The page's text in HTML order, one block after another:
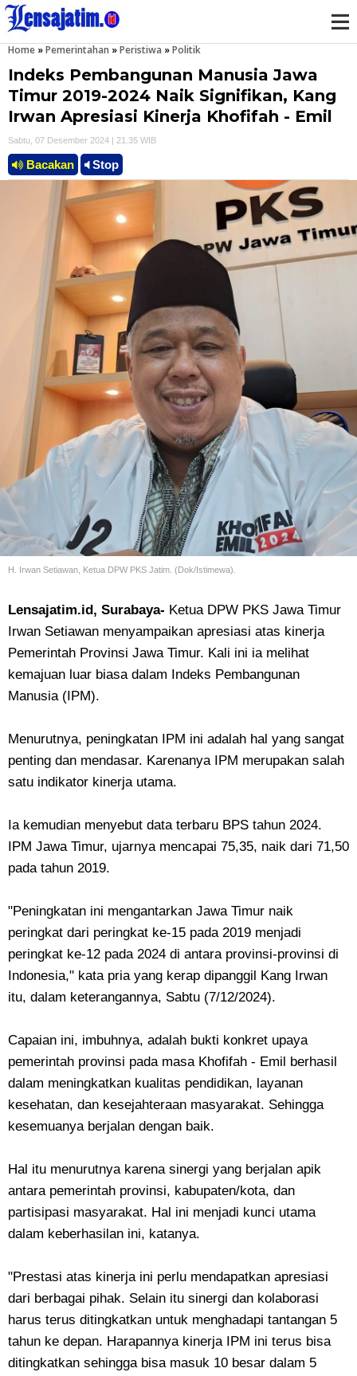
e
n
Home »Pemerintahan »Peristiwa »Politik
Indeks Pembangunan Manusia Jawa
Timur 2019-2024 Naik Signifikan, Kang
Irwan Apresiasi Kinerja Khofifah - Emil
Sabtu, 07 Desember 2024 | 21.35 WIB
Bacakan Stop
H. Irwan Setiawan, Ketua DPW PKS Jatim. (Dok/Istimewa).
Lensajatim.id, Surabaya- Ketua DPW PKS Jawa Timur
Irwan Setiawan menyampaikan apresiasi atas kinerja
Pemerintah Provinsi Jawa Timur. Kali ini ia melihat
kemajuan luar biasa dalam Indeks Pembangunan
Manusia (IPM).
Menurutnya, peningkatan IPM ini adalah hal yang sangat
penting dan mendasar. Karenanya IPM merupakan salah
satu indikator kinerja utama.
Ia kemudian menyebut data terbaru BPS tahun 2024.
IPM Jawa Timur, ujarnya mencapai 75,35, naik dari 71,50
pada tahun 2019.
"Peningkatan ini mengantarkan Jawa Timur naik
peringkat dari peringkat ke-15 pada 2019 menjadi
peringkat ke-12 pada 2024 di antara provinsi-provinsi di
Indonesia," kata pria yang kerap dipanggil Kang Irwan
itu, dalam keterangannya, Sabtu (7/12/2024).
Capaian ini, imbuhnya, adalah bukti konkret upaya
pemerintah provinsi pada masa Khofifah - Emil berhasil
dalam meningkatkan kualitas pendidikan, layanan
kesehatan, dan kesejahteraan masyarakat. Sehingga
kesemuanya berjalan dengan baik.
Hal itu menurutnya karena sinergi yang berjalan apik
antara pemerintah provinsi, kabupaten/kota, dan
partisipasi masyarakat. Hal ini menjadi kunci utama
dalam keberhasilan ini, katanya.
"Prestasi atas kinerja ini perlu mendapatkan apresiasi
dari berbagai pihak. Selain itu sinergi dan kolaborasi
harus terus ditingkatkan untuk menghadapi tantangan 5
tahun ke depan. Harapannya kinerja IPM ini terus bisa
ditingkatkan sehingga bisa masuk 10 besar dalam 5